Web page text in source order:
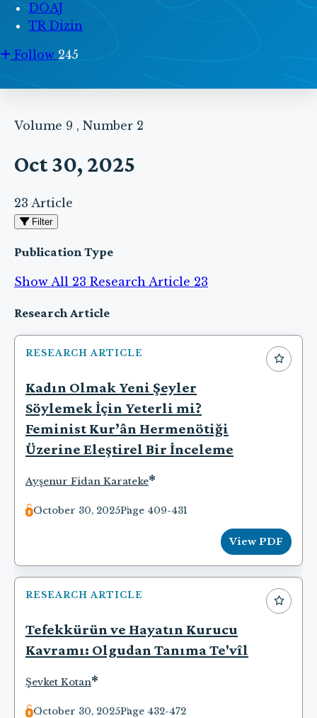
DOAJ
TR Dizin
Follow 245
Volume 9 , Number 2
Oct 30, 2025
23 Article
Filter
Publication Type
Show All 23 Research Article 23
Articles
Research Article
RESEARCH ARTICLE
Kadın Olmak Yeni Şeyler
Söylemek İçin Yeterli mi?
Feminist Kur’ân Hermenötiği
Üzerine Eleştirel Bir İnceleme
Ayşenur Fidan Karateke*
October 30, 2025Page 409-431
View PDF
RESEARCH ARTICLE
Tefekkürün ve Hayatın Kurucu
Kavramı: Olgudan Tanıma Te'vîl
Şevket Kotan*
October 30, 2025Page 432-472